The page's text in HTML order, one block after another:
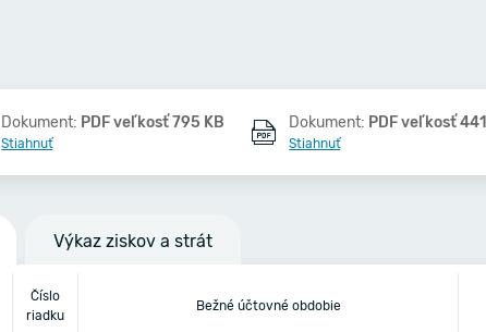
Dokument: PDF veľkosť 795 KB
Stiahnuť
Dokument: PDF veľkosť
Stiahnuť
Výkaz ziskov a strát
Číslo
riadku
Bežné účtovné obdobie